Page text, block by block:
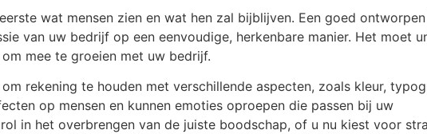
wat mensen zien en wat hen zal bijblijven. Een goed
van uw bedrijf op een eenvoudige, herkenbare manier. Het moet
mee te groeien met uw bedrijf.
rekening te houden met verschillende aspecten, zoals kleur,
op mensen en kunnen emoties oproepen die passen bij uw
in het overbrengen van de juiste boodschap, of u nu kiest voor